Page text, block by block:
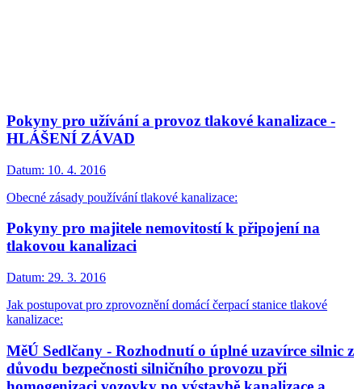
Pokyny pro užívání a provoz tlakové kanalizace -
HLÁŠENÍ ZÁVAD
Datum: 10. 4. 2016
Obecné zásady používání tlakové kanalizace:
Pokyny pro majitele nemovitostí k připojení na
tlakovou kanalizaci
Datum: 29. 3. 2016
Jak postupovat pro zprovoznění domácí čerpací stanice tlakové
kanalizace:
MěÚ Sedlčany - Rozhodnutí o úplné uzavírce silnic z
důvodu bezpečnosti silničního provozu při